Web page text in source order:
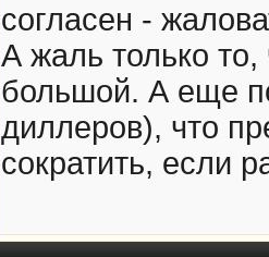
согласен -
А жаль только
большой. А еще
диллеров), что
сократить, если